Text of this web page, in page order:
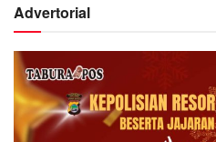
Advertorial